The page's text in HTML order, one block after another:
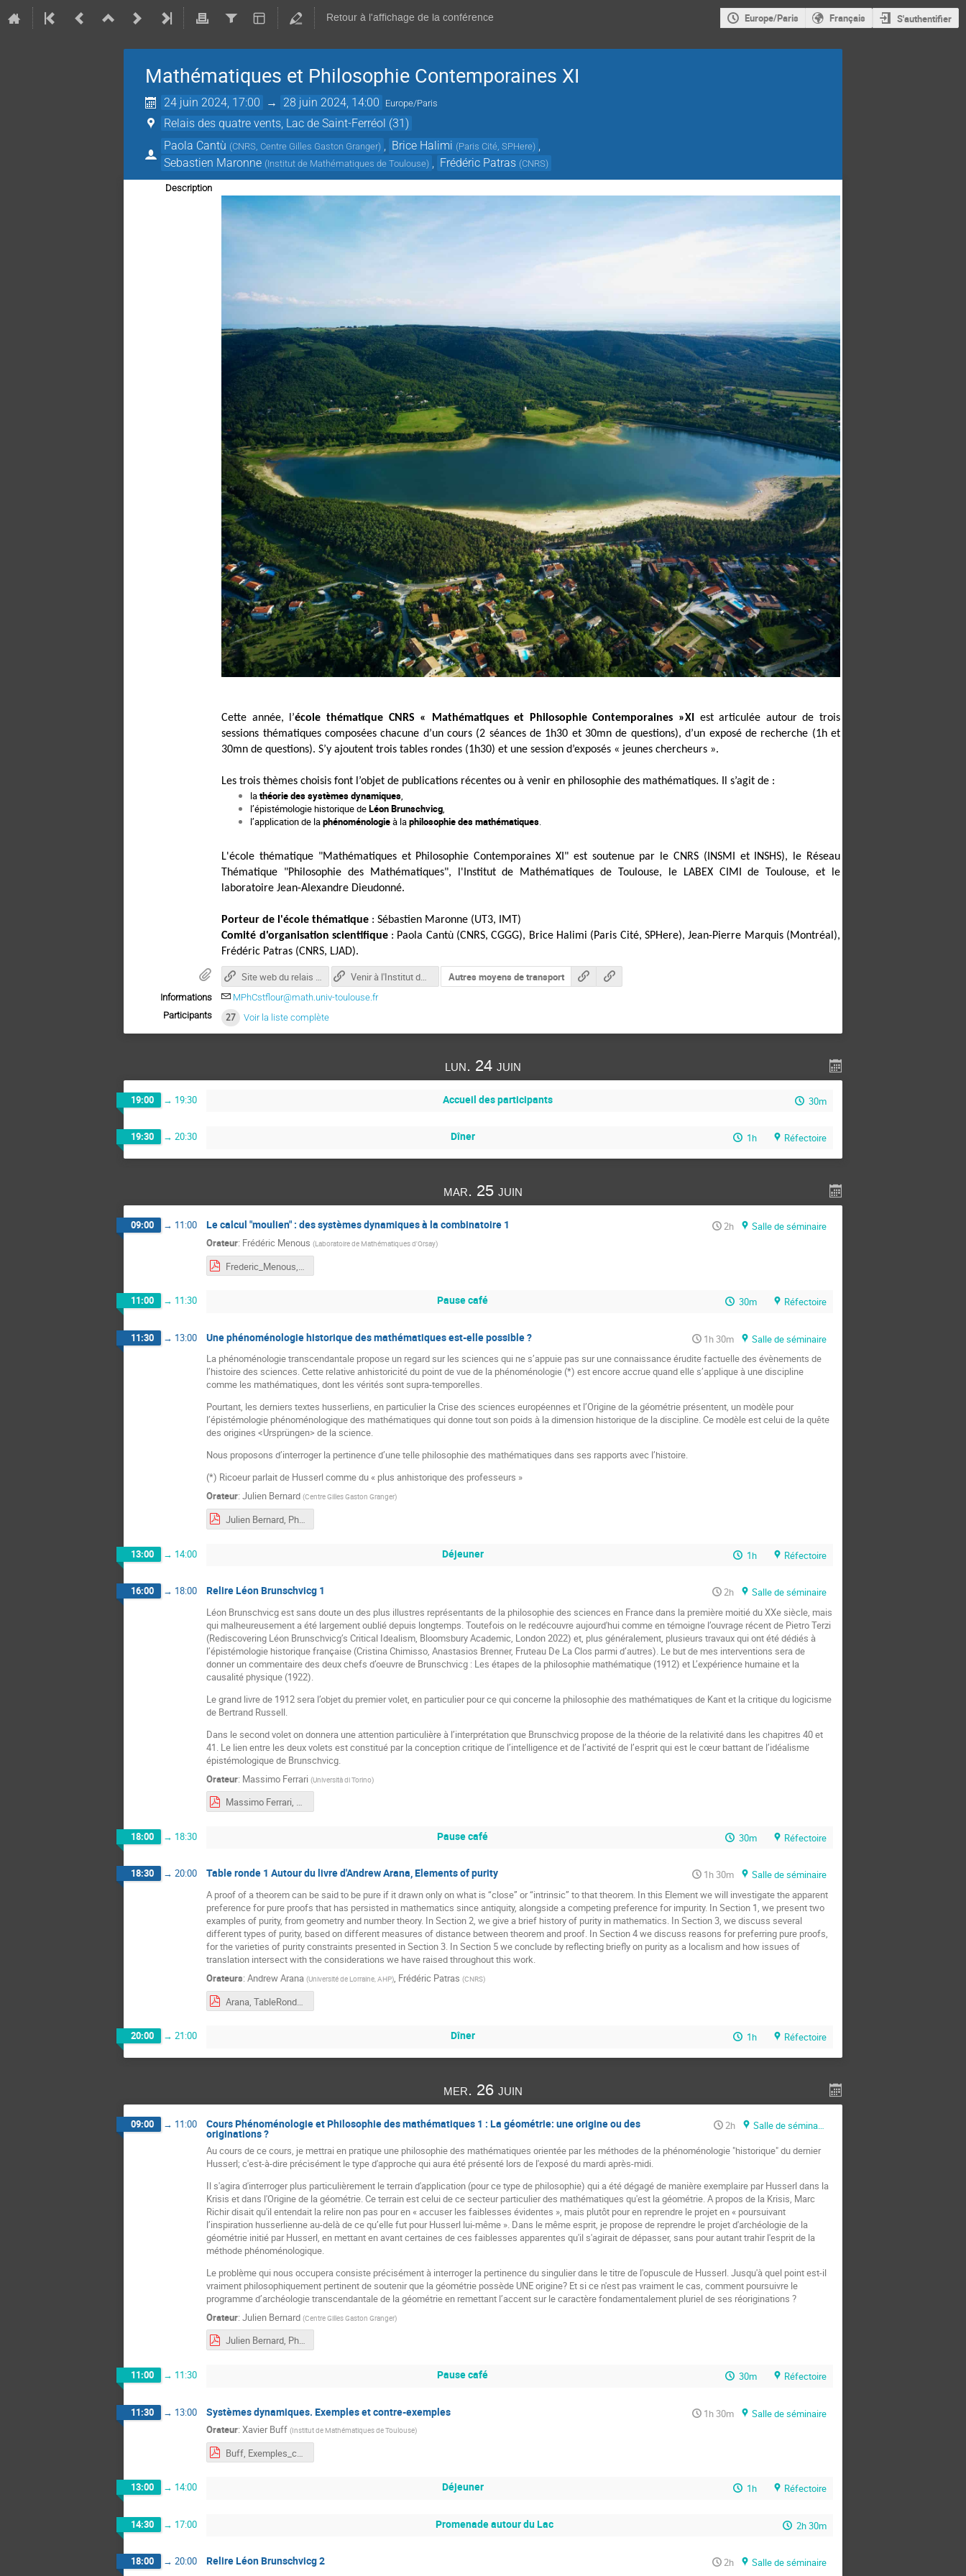
Retour à l'affichage de la conférence Europe/Paris Français S'authentifier
Mathématiques et Philosophie Contemporaines XI
24 juin 2024, 17:00 → 28 juin 2024, 14:00 Europe/Paris
Relais des quatre vents, Lac de Saint-Ferréol (31)
Paola Cantù (CNRS, Centre Gilles Gaston Granger) Brice Halimi (Paris Cité, SPHere)
Sebastien Maronne (Institut de Mathématiques de Toulouse) Frédéric Patras (CNRS)
Description
Cette année, l’école thématique CNRS « Mathématiques et Philosophie Contemporaines »XI
est articulée autour de trois
sessions thématiques composées chacune d’un cours (2 séances de 1h30 et 30mn de questions), d’un exposé de recherche (1h et
30mn de questions). S’y ajoutent trois tables rondes (1h30) et une session d’exposés « jeunes chercheurs ».
Les trois thèmes choisis font l’objet de publications récentes ou à venir en philosophie des mathématiques. Il s’agit de :
lathéorie des systèmes dynamiques,
l’épistémologie historique deLéon Brunschvicg,
l’application de laphénoménologieà laphilosophie des mathématiques.
L'école thématique "Mathématiques et Philosophie Contemporaines XI" est soutenue par le CNRS (INSMI et INSHS), le Réseau
Thématique "Philosophie des Mathématiques", l'Institut de Mathématiques de Toulouse, le LABEX CIMI de Toulouse, et le
laboratoire Jean-Alexandre Dieudonné.
Porteur de l'école thématique : Sébastien Maronne (UT3, IMT)
Comité d'organisation scientifique: Paola Cantù (CNRS, CGGG), Brice Halimi (Paris Cité, SPHere), Jean-Pierre Marquis (Montréal),
Frédéric Patras (CNRS, LJAD).
Site web du relais des quatre vents Venir à l'Institut de Mathématiques de Toulouse Autres moyens de transport
Informations
MPhCstflour@math.univ-toulouse.fr
Participants
27 Voir la liste complète
lun. 24 juin
19:00 → 19:30 Accueil des participants 30m
19:30 → 20:30 Dîner 1h Réfectoire
mar. 25 juin
09:00 → 11:00 Le calcul "moulien" : des systèmes dynamiques à la combinatoire 1 2h
Salle de séminaire
Orateur: Frédéric Menous (Laboratoire de Mathématiques d'Orsay)
11:00 → 11:30 Pause café 30m Réfectoire
11:30 → 13:00 Une phénoménologie historique des mathématiques est‑elle possible ? 1h 30m
Salle de séminaire
La phénoménologie transcendantale propose un regard sur les sciences qui ne s’appuie pas sur une connaissance érudite factuelle des évènements de
l’histoire des sciences. Cette relative anhistoricité du point de vue de la phénoménologie (*) est encore accrue quand elle s’applique à une discipline
comme les mathématiques, dont les vérités sont supra-temporelles.
Pourtant, les derniers textes husserliens, en particulier la Crise des sciences européennes et l’Origine de la géométrie présentent, un modèle pour
l’épistémologie phénoménologique des mathématiques qui donne tout son poids à la dimension historique de la discipline. Ce modèle est celui de la quête
des origines <Ursprüngen> de la science.
Nous proposons d’interroger la pertinence d’une telle philosophie des mathématiques dans ses rapports avec l’histoire.
(*) Ricoeur parlait de Husserl comme du « plus anhistorique des professeurs »
Orateur: Julien Bernard (Centre Gilles Gaston Granger)
Julien Bernard, Phénoménologie et philosophie des mathématiques.pdf
13:00 → 14:00 Déjeuner 1h Réfectoire
16:00 → 18:00 Relire Léon Brunschvicg 1 2h
Salle de séminaire
Léon Brunschvicg est sans doute un des plus illustres représentants de la philosophie des sciences en France dans la première moitié du XXe siècle, mais
qui malheureusement a été largement oublié depuis longtemps. Toutefois on le redécouvre aujourd'hui comme en témoigne l’ouvrage récent de Pietro Terzi
(Rediscovering Léon Brunschvicg’s Critical Idealism, Bloomsbury Academic, London 2022) et, plus généralement, plusieurs travaux qui ont été dédiés à
l’épistémologie historique française (Cristina Chimisso, Anastasios Brenner, Fruteau De La Clos parmi d’autres). Le but de mes interventions sera de
donner un commentaire des deux chefs d’oeuvre de Brunschvicg : Les étapes de la philosophie mathématique (1912) et L’expérience humaine et la
causalité physique (1922).
Le grand livre de 1912 sera l’objet du premier volet, en particulier pour ce qui concerne la philosophie des mathématiques de Kant et la critique du logicisme
de Bertrand Russell.
Dans le second volet on donnera une attention particulière à l’interprétation que Brunschvicg propose de la théorie de la relativité dans les chapitres 40 et
41. Le lien entre les deux volets est constitué par la conception critique de l’intelligence et de l’activité de l’esprit qui est le cœur battant de l’idéalisme
épistémologique de Brunschvicg.
Orateur: Massimo Ferrari (Università di Torino)
Massimo Ferrari, Brunschvicg_1.pdf
18:00 → 18:30 Pause café 30m Réfectoire
18:30 → 20:00 Table ronde 1 Autour du livre d'Andrew Arana, Elements of purity 1h 30m
Salle de séminaire
A proof of a theorem can be said to be pure if it drawn only on what is “close” or “intrinsic” to that theorem. In this Element we will investigate the apparent
preference for pure proofs that has persisted in mathematics since antiquity, alongside a competing preference for impurity. In Section 1, we present two
examples of purity, from geometry and number theory. In Section 2, we give a brief history of purity in mathematics. In Section 3, we discuss several
different types of purity, based on different measures of distance between theorem and proof. In Section 4 we discuss reasons for preferring pure proofs,
for the varieties of purity constraints presented in Section 3. In Section 5 we conclude by reflecting briefly on purity as a localism and how issues of
translation intersect with the considerations we have raised throughout this work.
Orateurs: Andrew Arana (Université de Lorraine, AHP), Frédéric Patras (CNRS)
20:00 → 21:00 Dîner 1h Réfectoire
mer. 26 juin
09:00 → 11:00 Cours Phénoménologie et Philosophie des mathématiques 1 : La géométrie: une origine ou des
originations ?
2h
Salle de séminaire
Au cours de ce cours, je mettrai en pratique une philosophie des mathématiques orientée par les méthodes de la phénoménologie "historique" du dernier
Husserl; c'est-à-dire précisément le type d'approche qui aura été présenté lors de l'exposé du mardi après-midi.
Il s'agira d'interroger plus particulièrement le terrain d'application (pour ce type de philosophie) qui a été dégagé de manière exemplaire par Husserl dans la
Krisis et dans l'Origine de la géométrie. Ce terrain est celui de ce secteur particulier des mathématiques qu'est la géométrie. A propos de la Krisis, Marc
Richir disait qu'il entendait la relire non pas pour en « accuser les faiblesses évidentes », mais plutôt pour en reprendre le projet en « poursuivant
l’inspiration husserlienne au-delà de ce qu’elle fut pour Husserl lui-même ». Dans le même esprit, je propose de reprendre le projet d'archéologie de la
géométrie initié par Husserl, en mettant en avant certaines de ces faiblesses apparentes qu'il s'agirait de dépasser, sans pour autant trahir l'esprit de la
méthode phénoménologique.
Le problème qui nous occupera consiste précisément à interroger la pertinence du singulier dans le titre de l'opuscule de Husserl. Jusqu'à quel point est-il
vraiment philosophiquement pertinent de soutenir que la géométrie possède UNE origine? Et si ce n'est pas vraiment le cas, comment poursuivre le
programme d’archéologie transcendantale de la géométrie en remettant l’accent sur le caractère fondamentalement pluriel de ses réoriginations ?
Orateur: Julien Bernard (Centre Gilles Gaston Granger)
Julien Bernard, Phénoménologie et philosophie des mathématiques.pdf
11:00 → 11:30 Pause café 30m Réfectoire
11:30 → 13:00 Systèmes dynamiques. Exemples et contre-exemples 1h 30m
Salle de séminaire
Orateur: Xavier Buff (Institut de Mathématiques de Toulouse)
Buff, Exemples_contre_Exemples_Systèmes_Dynamiques.pdf
13:00 → 14:00 Déjeuner 1h Réfectoire
14:30 → 17:00 Promenade autour du Lac 2h 30m
18:00 → 20:00 Relire Léon Brunschvicg 2 2h Salle de séminaire